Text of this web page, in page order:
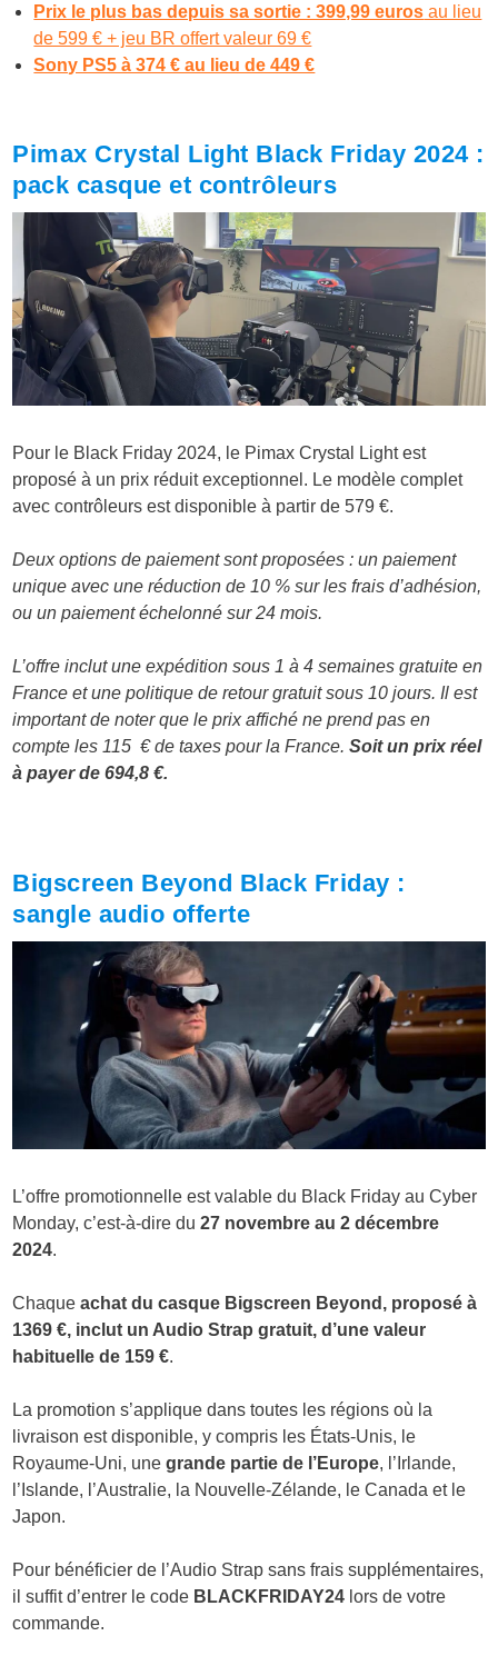
Prix le plus bas depuis sa sortie : 399,99 euros au lieu
de 599 € + jeu BR offert valeur 69 €
Sony PS5 à 374 € au lieu de 449 €
Pimax Crystal Light Black Friday 2024 :
pack casque et contrôleurs
Pour le Black Friday 2024, le Pimax Crystal Light est
proposé à un prix réduit exceptionnel. Le modèle complet
avec contrôleurs est disponible à partir de 579 €.
Deux options de paiement sont proposées : un paiement
unique avec une réduction de 10 % sur les frais d’adhésion,
ou un paiement échelonné sur 24 mois.
L’offre inclut une expédition sous 1 à 4 semaines gratuite en
France et une politique de retour gratuit sous 10 jours. Il est
important de noter que le prix affiché ne prend pas en
compte les 115 € de taxes pour la France.Soit un prix réel
à payer de 694,8 €.
Bigscreen Beyond Black Friday :
sangle audio offerte
L’offre promotionnelle est valable du Black Friday au Cyber
Monday, c’est-à-dire du 27 novembre au 2 décembre
2024.
Chaqueachat du casque Bigscreen Beyond, proposé à
1369 €, inclut un Audio Strap gratuit, d’une valeur
habituelle de 159 €.
La promotion s’applique dans toutes les régions où la
livraison est disponible, y compris les États-Unis, le
Royaume-Uni, unegrande partie de l’Europe, l’Irlande,
l’Islande, l’Australie, la Nouvelle-Zélande, le Canada et le
Japon.
Pour bénéficier de l’Audio Strap sans frais supplémentaires,
il suffit d’entrer le code BLACKFRIDAY24 lors de votre
commande.